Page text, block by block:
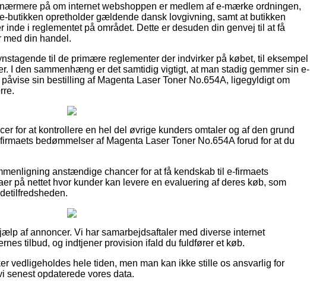
på om internet webshoppen er medlem af e-mærke ordningen,
butikken opretholder gældende dansk lovgivning, samt at butikken
inde i reglementet på området. Dette er desuden din genvej til at få
med din handel.
til de primære reglementer der indvirker på købet, til eksempel
I den sammenhæng er det samtidig vigtigt, at man stadig gemmer sin e-
sin bestilling af Magenta Laser Toner No.654A, ligegyldigt om
for at kontrollere en hel del øvrige kunders omtaler og af den grund
bedømmelser af Magenta Laser Toner No.654A forud for at du
anstændige chancer for at få kendskab til e-firmaets
på nettet hvor kunder kan levere en evaluering af deres køb, som
af annoncer. Vi har samarbejdsaftaler med diverse internet
tilbud, og indtjener provision ifald du fuldfører et køb.
vedligeholdes hele tiden, men man kan ikke stille os ansvarlig for
senest opdaterede vores data.